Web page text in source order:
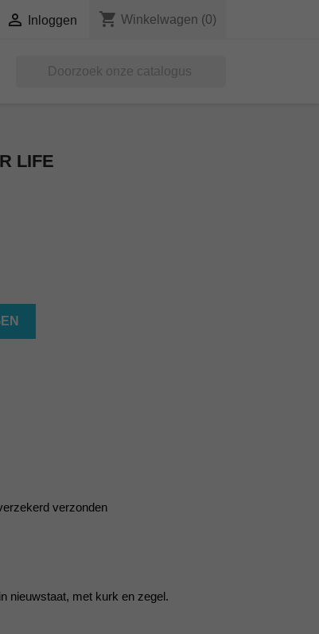
 Inloggen shopping_cart Winkelwagen (0)
LIFE
verzonden
nieuwstaat, met kurk en zegel.